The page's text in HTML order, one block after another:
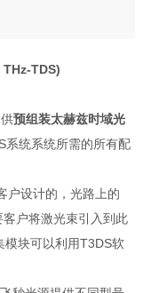
TDS)
预组装太赫兹时域光
统系统所需的所有配
户设计的，光路上的
户将激光束引入到此
模块可以利用T3DS软